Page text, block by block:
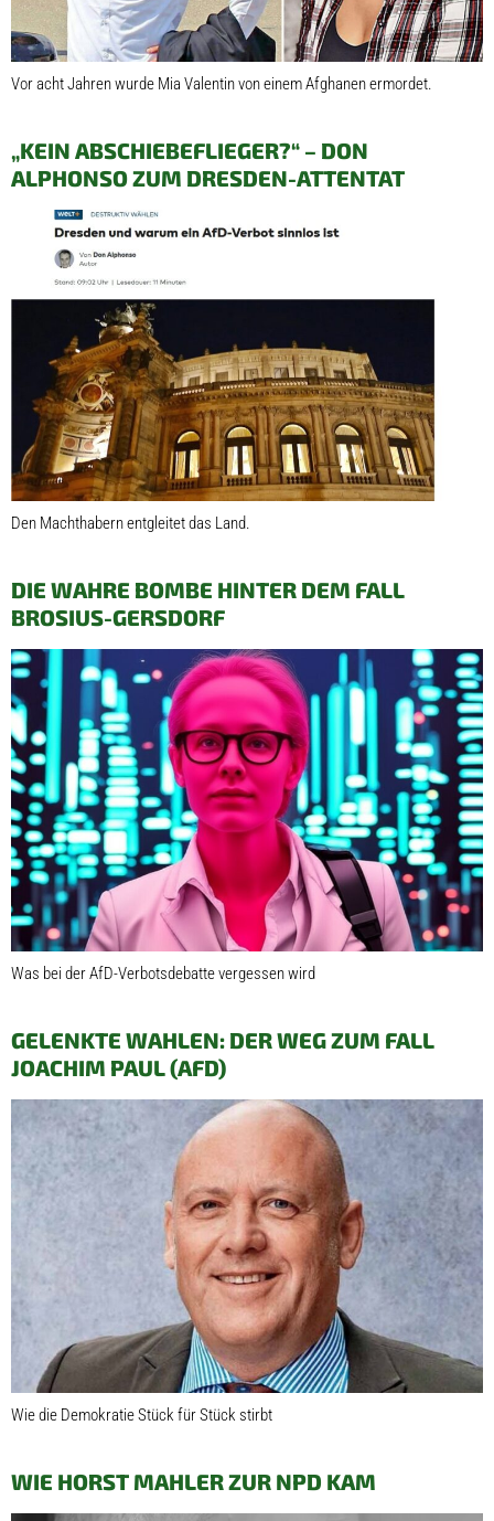
Vor acht Jahren wurde Mia Valentin von einem Afghanen ermordet.
„KEIN ABSCHIEBEFLIEGER?“ – DON
ALPHONSO ZUM DRESDEN-ATTENTAT
Den Machthabern entgleitet das Land.
DIE WAHRE BOMBE HINTER DEM FALL
BROSIUS-GERSDORF
Was bei der AfD-Verbotsdebatte vergessen wird
GELENKTE WAHLEN: DER WEG ZUM FALL
JOACHIM PAUL (AFD)
Wie die Demokratie Stück für Stück stirbt
WIE HORST MAHLER ZUR NPD KAM